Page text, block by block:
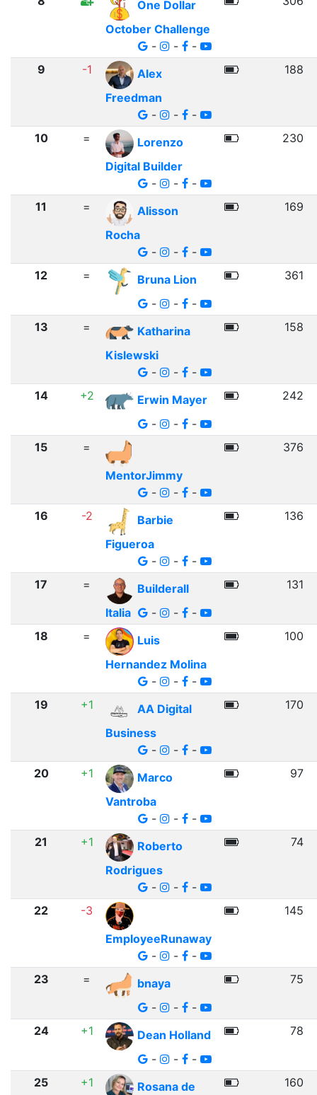
One Dollar
October Challenge
-
- -
9 -1
Alex
Freedman
-
- -
188
10 =
Lorenzo
Digital Builder
-
- -
230
11 =
Alisson
Rocha
-
- -
169
12 =
Bruna Lion
-
- -
361
13 =
Katharina
Kislewski
-
- -
158
14 +2
Erwin Mayer
-
- -
242
15
=
MentorJimmy
-
- -
376
16 -2
Barbie
Figueroa
-
- -
136
17 =
Builderall
Italia
- - -
131
18 =
Luis
Hernandez Molina
-
- -
100
19 +1
AA Digital
Business
-
- -
170
20 +1
Marco
Vantroba
-
- -
97
21 +1
Roberto
Rodrigues
-
- -
74
22
-3
EmployeeRunaway
-
- -
145
23 =
bnaya
-
- -
75
24 +1
Dean Holland
-
- -
78
25 +1
Rosana de
160